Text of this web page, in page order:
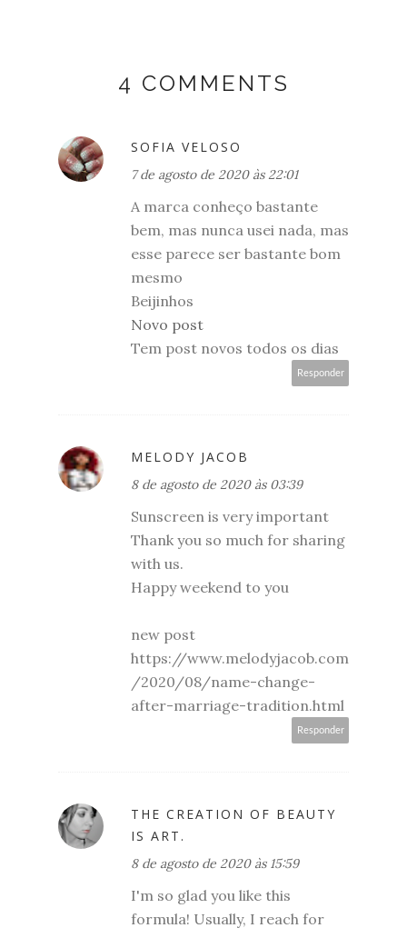
4 COMMENTS
SOFIA VELOSO
7 de agosto de 2020 às 22:01
A marca conheço bastante
bem, mas nunca usei nada, mas
esse parece ser bastante bom
mesmo
Beijinhos
Novo post
Tem post novos todos os dias
Responder
MELODY JACOB
8 de agosto de 2020 às 03:39
Sunscreen is very important
Thank you so much for sharing
with us.
Happy weekend to you
new post
https://www.melodyjacob.com
/2020/08/name-change-
after-marriage-tradition.html
Responder
THE CREATION OF BEAUTY
IS ART.
8 de agosto de 2020 às 15:59
I'm so glad you like this
formula! Usually, I reach for